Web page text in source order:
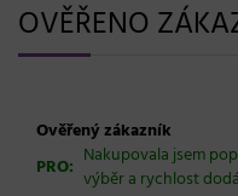
OVĚŘENO
Ověřený zákazník
PRO: Nakupovala jsem
výběr a rychlost